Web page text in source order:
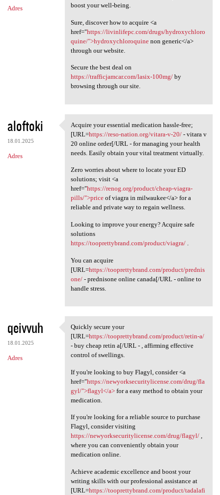
Adres
boost your well-being.
Sure, discover how to acquire <a
href="https://livinlifepc.com/drugs/hydroxychloro
quine/">hydroxychloroquinenon generic</a>
through our website.
Secure the best deal on
https://trafficjamcar.com/lasix-100mg/by
browsing through our site.
aloftoki
18.01.2025
Adres
Acquire your essential
Acquire your essential medication hassle-free;
[URL=https://reso-nation.org/vitara-v-20/- vitara v
20 online order[/URL - for managing your health
needs. Easily obtain your vital treatment virtually.
Zero worries about where to locate your ED
solutions; visit <a
href="https://renog.org/product/cheap-viagra-
pills/">priceof viagra in milwaukee</a> for a
reliable and private way to regain wellness.
Looking to improve your energy? Acquire safe
solutions
https://tooprettybrand.com/product/viagra/.
You can acquire
[URL=https://tooprettybrand.com/product/prednis
one/- prednisone online canada[/URL - online to
handle stress.
qeivvuh
18.01.2025
Adres
Quickly secure your [URL
Quickly secure your
[URL=https://tooprettybrand.com/product/retin-a/
- buy cheap retin a[/URL - , affirming effective
control of swellings.
If you're looking to buy Flagyl, consider <a
href="https://newyorksecuritylicense.com/drug/fla
gyl/">flagyl</a>for a easy method to obtain your
medication.
If you're looking for a reliable source to purchase
Flagyl, consider visiting
https://newyorksecuritylicense.com/drug/flagyl/,
where you can conveniently obtain your
medication online.
Achieve academic excellence and boost your
writing skills with our professional assistance at
[URL=https://tooprettybrand.com/product/tadalafi